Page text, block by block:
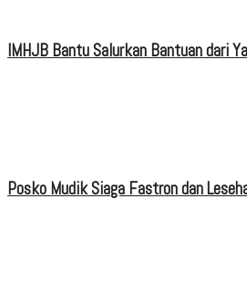
IMHJB Bantu Salurkan Bantuan dari
Posko Mudik Siaga Fastron dan